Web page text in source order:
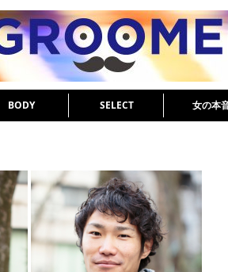
BODY SELECT 女の本